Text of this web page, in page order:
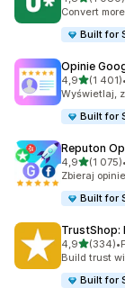
Łączna
Convert
Built for
Opinie
4,9na 5(1 401)
Łączna •
Wyświetlaj,
Built for
Reputon
4,9na 5(1 075)
Łączna •
Zbieraj
Built for
TrustShop:
4,9na 5(334)
Łączna •
Build trust
Built for